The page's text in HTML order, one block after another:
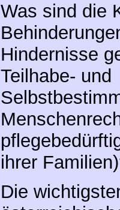
Was sind die
Hindernisse
Teilhabe- und
ihrer
Die